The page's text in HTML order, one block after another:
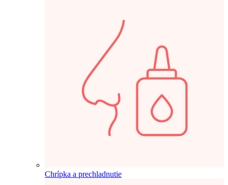
Chrípka a prechladnutie